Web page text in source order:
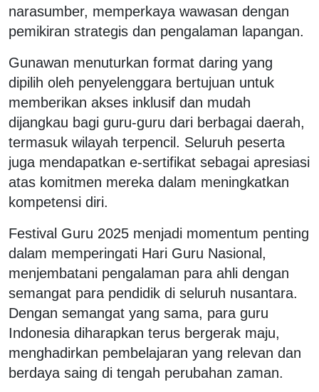
narasumber, memperkaya wawasan dengan
pemikiran strategis dan pengalaman lapangan.
Gunawan menuturkan format daring yang
dipilih oleh penyelenggara bertujuan untuk
memberikan akses inklusif dan mudah
dijangkau bagi guru-guru dari berbagai daerah,
termasuk wilayah terpencil. Seluruh peserta
juga mendapatkan e-sertifikat sebagai apresiasi
atas komitmen mereka dalam meningkatkan
kompetensi diri.
Festival Guru 2025 menjadi momentum penting
dalam memperingati Hari Guru Nasional,
menjembatani pengalaman para ahli dengan
semangat para pendidik di seluruh nusantara.
Dengan semangat yang sama, para guru
Indonesia diharapkan terus bergerak maju,
menghadirkan pembelajaran yang relevan dan
berdaya saing di tengah perubahan zaman.